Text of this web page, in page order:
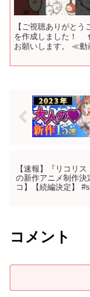
【ご視聴ありがと
を作成しました！
お願いします。 ≪動
【速報】『リコリ
の新作アニメ制作
コ】【続編決定】
コメント